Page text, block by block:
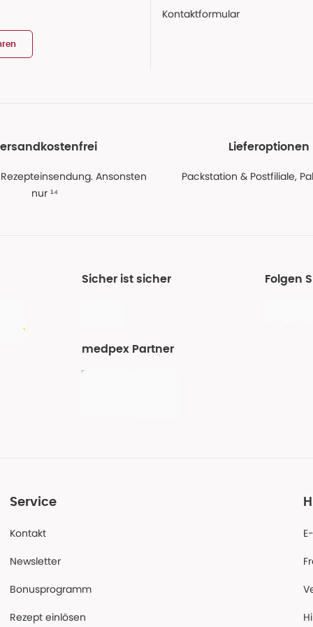
Kontaktformular
Ansonsten
nur ¹⁴
Lieferoptionen
Packstation & Postfiliale,
Sicher ist sicher
medpex Partner
Folgen
Service
Kontakt
Newsletter
Bonusprogramm
Rezept einlösen